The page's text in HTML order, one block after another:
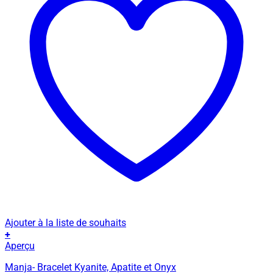
Ajouter à la liste de souhaits
+
Ce
a
Aperçu
Manja- Bracelet Kyanite, Apatite et Onyx